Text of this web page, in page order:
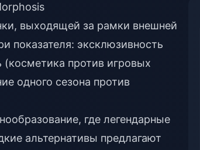
выходящей за рамки внешней
показателя: эксклюзивность
против игровых
одного сезона против
где легендарные
альтернативы предлагают